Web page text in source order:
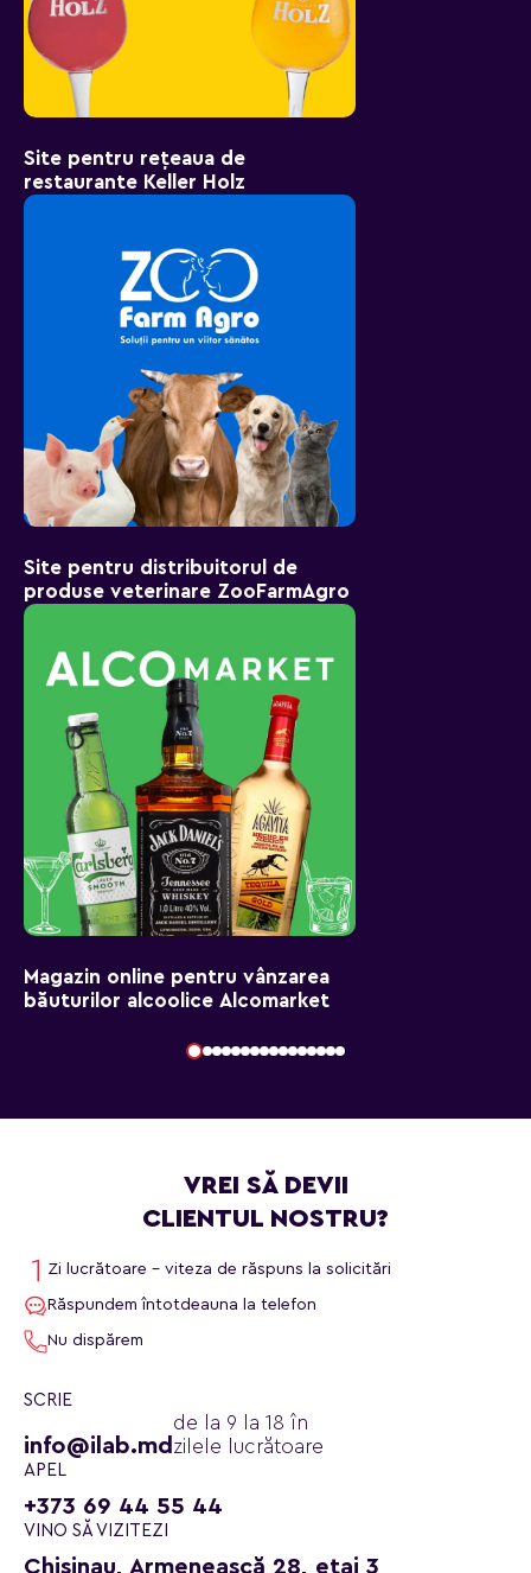
Site pentru rețeaua de
restaurante Keller Holz
Site pentru distribuitorul de
produse veterinare ZooFarmAgro
Magazin online pentru vânzarea
băuturilor alcoolice Alcomarket
VREI SĂ DEVII
CLIENTUL NOSTRU?
Zi lucrătoare - viteza de răspuns la solicitări
Răspundem întotdeauna la telefon
Nu dispărem
SCRIE
info@ilab.md
de la 9 la 18 în
zilele lucrătoare
APEL
+373 69 44 55 44
VINO SĂ VIZITEZI
Chisinau, Armenească 28, etaj 3